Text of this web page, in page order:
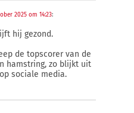
2025 om 14:23:
hij gezond.
de topscorer van de
hamstring, zo blijkt uit
sociale media.